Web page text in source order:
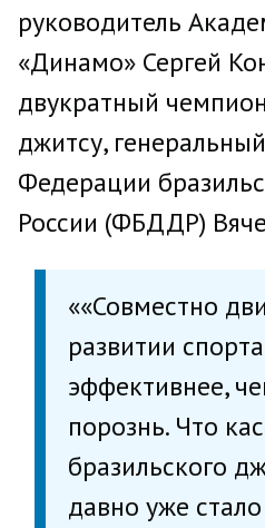
руководитель
«Динамо» Сергей
двукратный
джитсу,
Федерации
России (ФБДДР)
««Совместно
развитии
эффективнее,
порознь. Что
бразильского
давно уже